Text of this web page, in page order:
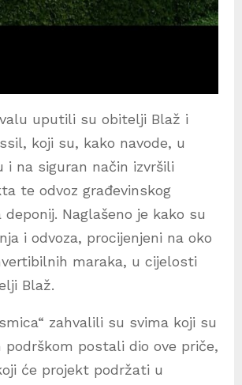
uputili su obitelji Blaž i
koji su, kako navode, u
i na siguran način izvršili
te odvoz građevinskog
Naglašeno je kako su
i odvoza, procijenjeni na oko
maraka, u cijelosti
Blaž.
zahvalili su svima koji su
podrškom postali dio ove priče,
će projekt podržati u